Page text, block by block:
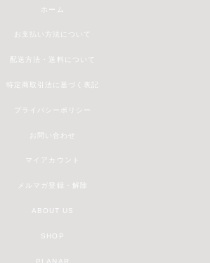
ホーム
お支払い方法について
配送方法・送料について
特定商取引法に基づく表記
プライバシーポリシー
お問い合わせ
マイアカウント
メルマガ登録・解除
ABOUT US
SHOP
PLANAR